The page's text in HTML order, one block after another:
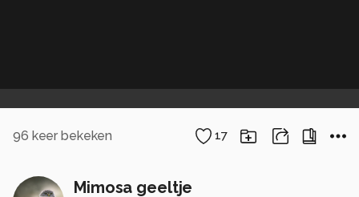
96 keer bekeken 17
Mimosa geeltje